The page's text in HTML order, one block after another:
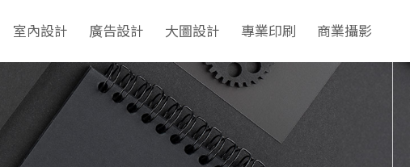
室內設計 廣告設計 大圖設計 專業印刷 商業攝影